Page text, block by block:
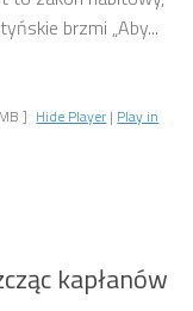
brzmi „Aby...
] Hide Player | Play in
kapłanów